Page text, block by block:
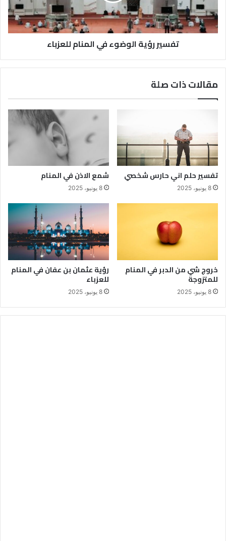
تفسير رؤية الوضوء في المنام للعزباء
مقالات ذات صلة
تفسير حلم اني حارس شخصي
8 يونيو، 2025
شمع الاذن في المنام
8 يونيو، 2025
خروج شي من الدبر في المنام
للمتزوجة
8 يونيو، 2025
رؤية عثمان بن عفان في المنام
للعزباء
8 يونيو، 2025